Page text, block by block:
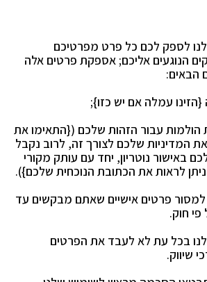
לנו לספק לכם כל פרט מפרטיכם
הנוגעים אליכם; אספקת פרטים אלה
הבאים:
הולמות עבור הזהות שלכם ({התאימו את
המדיניות שלכם לצורך זה, לרוב נקבל
באישור נוטריון, יחד עם עותק מקורי
ניתן לראות את הכתובת הנוכחית שלכם}).
למסור פרטים אישיים שאתם מבקשים עד
חוק.
לנו בכל עת לא לעבד את הפרטים
שיווק.